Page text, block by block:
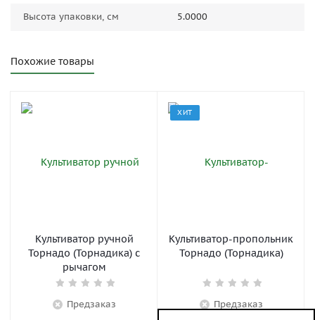
Высота упаковки, см 5.0000
Похожие товары
Культиватор ручной
Торнадо (Торнадика) с
рычагом
Предзаказ
ХИТ
Культиватор-пропольник
Торнадо (Торнадика)
Предзаказ